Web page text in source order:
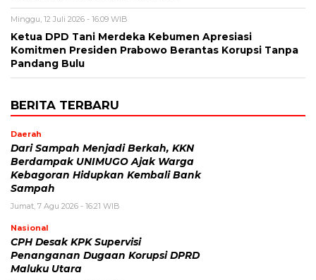
Minggu, 12 Juli 2026 - 16:09 WIB
Ketua DPD Tani Merdeka Kebumen Apresiasi
Komitmen Presiden Prabowo Berantas Korupsi Tanpa
Pandang Bulu
BERITA TERBARU
Daerah
Dari Sampah Menjadi Berkah, KKN
Berdampak UNIMUGO Ajak Warga
Kebagoran Hidupkan Kembali Bank
Sampah
Jumat, 7 Agu 2026 - 16:21 WIB
Nasional
CPH Desak KPK Supervisi
Penanganan Dugaan Korupsi DPRD
Maluku Utara